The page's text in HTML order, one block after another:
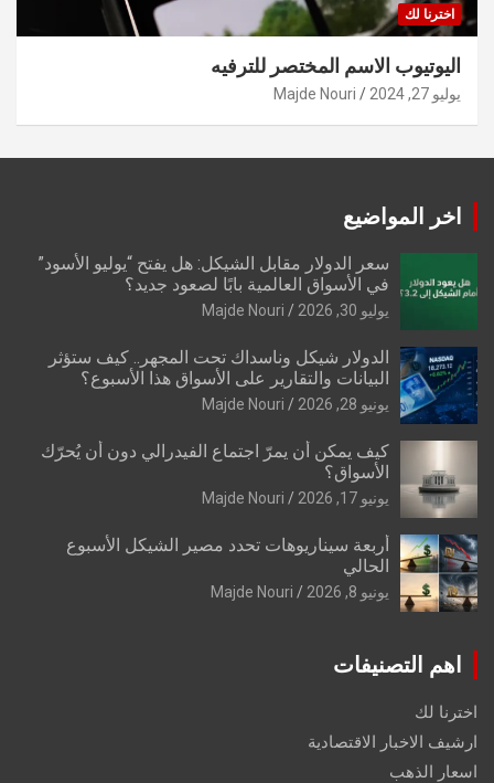
اخترنا لك
اليوتيوب الاسم المختصر للترفيه
يوليو 27, 2024 Majde Nouri
اخر المواضيع
سعر الدولار مقابل الشيكل: هل يفتح “يوليو الأسود”
في الأسواق العالمية بابًا لصعود جديد؟
يوليو 30, 2026 Majde Nouri
الدولار شيكل وناسداك تحت المجهر.. كيف ستؤثر
البيانات والتقارير على الأسواق هذا الأسبوع؟
يونيو 28, 2026 Majde Nouri
كيف يمكن أن يمرّ اجتماع الفيدرالي دون أن يُحرّك
الأسواق؟
يونيو 17, 2026 Majde Nouri
أربعة سيناريوهات تحدد مصير الشيكل الأسبوع
الحالي
يونيو 8, 2026 Majde Nouri
اهم التصنيفات
اخترنا لك
ارشيف الاخبار الاقتصادية
اسعار الذهب